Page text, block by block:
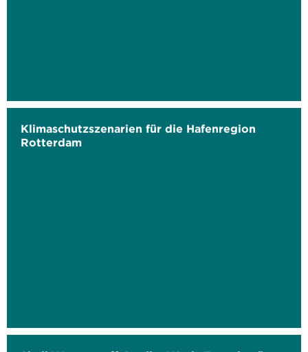
Klimaschutzszenarien für die Hafenregion
Rotterdam